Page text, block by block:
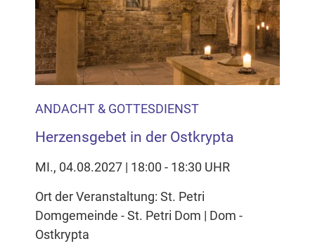
ANDACHT & GOTTESDIENST
Herzensgebet in der Ostkrypta
MI., 04.08.2027 | 18:00 - 18:30 UHR
Ort der Veranstaltung: St. Petri
Domgemeinde - St. Petri Dom | Dom -
Ostkrypta